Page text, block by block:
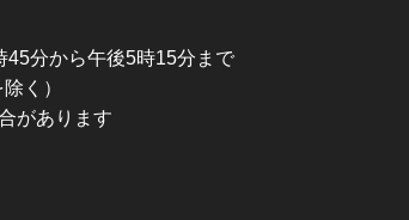
45分から午後5時15分まで
く）
があります